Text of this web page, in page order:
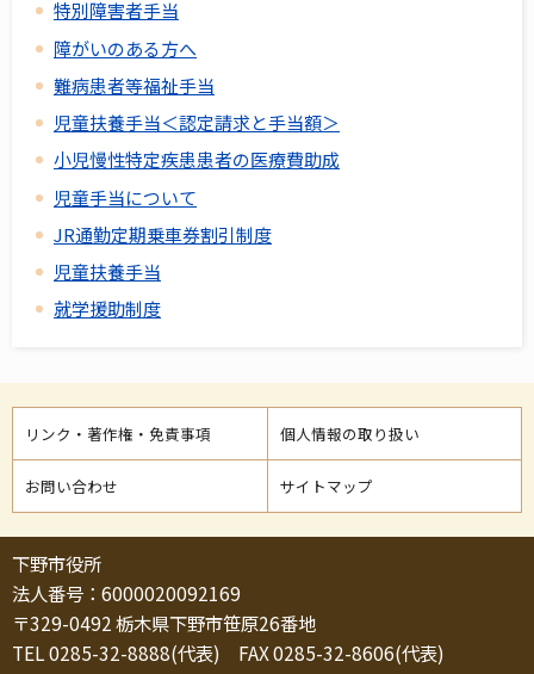
特別障害者手当
障がいのある方へ
難病患者等福祉手当
児童扶養手当＜認定請求と手当額＞
小児慢性特定疾患患者の医療費助成
児童手当について
JR通勤定期乗車券割引制度
児童扶養手当
就学援助制度
リンク・著作権・免責事項 個人情報の取り扱い
お問い合わせ サイトマップ
下野市役所
法人番号：6000020092169
〒329-0492 栃木県下野市笹原26番地
TEL 0285-32-8888(代表) FAX 0285-32-8606(代表)